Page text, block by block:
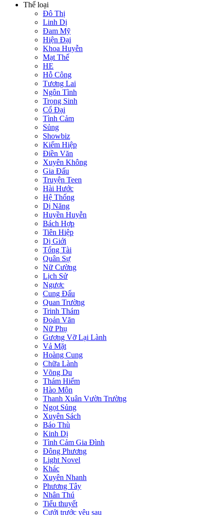
Thể loại
Đô Thị
Linh Dị
Đam Mỹ
Hiện Đại
Khoa Huyễn
Mạt Thế
HE
Hỗ Công
Tương Lai
Ngôn Tình
Trọng Sinh
Cổ Đại
Tình Cảm
Sủng
Showbiz
Kiếm Hiệp
Điền Văn
Xuyên Không
Gia Đấu
Truyện Teen
Hài Hước
Hệ Thống
Dị Năng
Huyền Huyễn
Bách Hợp
Tiên Hiệp
Dị Giới
Tổng Tài
Quân Sự
Nữ Cường
Lịch Sử
Ngược
Cung Đấu
Quan Trường
Trinh Thám
Đoản Văn
Nữ Phụ
Gương Vỡ Lại Lành
Vả Mặt
Hoàng Cung
Chữa Lành
Võng Du
Thám Hiểm
Hào Môn
Thanh Xuân Vườn Trường
Ngọt Sủng
Xuyên Sách
Báo Thù
Kinh Dị
Tình Cảm Gia Đình
Đông Phương
Light Novel
Khác
Xuyên Nhanh
Phương Tây
Nhân Thú
Tiểu thuyết
Cưới trước yêu sau